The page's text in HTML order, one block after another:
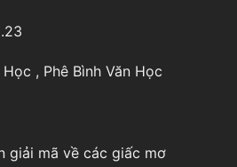
Học , Phê Bình Văn Học
giải mã về các giấc mơ